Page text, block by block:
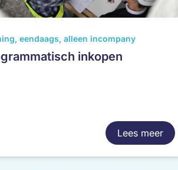
eendaags, alleen incompany
inkopen
Lees meer